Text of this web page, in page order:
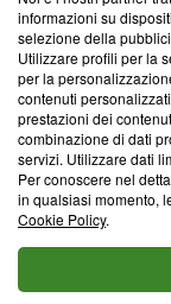
Redazione
Informativa
Cookie Policy
Blasting SA, IDI
Lugano
© 2026 Blasting
informazioni su
selezione della
Utilizzare profili per la
per la
contenuti
prestazioni dei
combinazione di dati
servizi. Utilizzare dati
Per conoscere nel
in qualsiasi momento,
Cookie Policy.